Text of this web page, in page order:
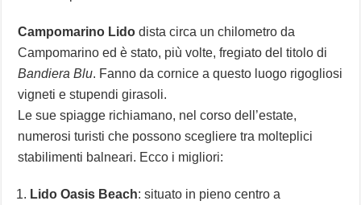
Campomarino Lido dista circa un chilometro da
Campomarino ed è stato, più volte, fregiato del titolo di
Bandiera Blu. Fanno da cornice a questo luogo rigogliosi
vigneti e stupendi girasoli.
Le sue spiagge richiamano, nel corso dell’estate,
numerosi turisti che possono scegliere tra molteplici
stabilimenti balneari. Ecco i migliori:
Lido Oasis Beach: situato in pieno centro a